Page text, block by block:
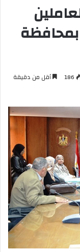
بمحافظة
186 أقل من دقيقة